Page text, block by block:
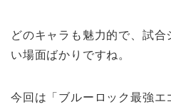
どのキャラも魅力的で、試
い場面ばかりですね。
今回は「ブルーロック最強エ